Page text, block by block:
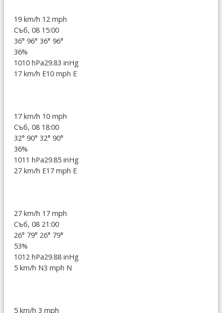
19 km/h 12 mph
Съб, 08 15:00
36° 96° 36° 96°
36%
1010 hPa29.83 inHg
17 km/h E10 mph E
17 km/h 10 mph
Съб, 08 18:00
32° 90° 32° 90°
36%
1011 hPa29.85 inHg
27 km/h E17 mph E
27 km/h 17 mph
Съб, 08 21:00
26° 79° 26° 79°
53%
1012 hPa29.88 inHg
5 km/h N3 mph N
5 km/h 3 mph